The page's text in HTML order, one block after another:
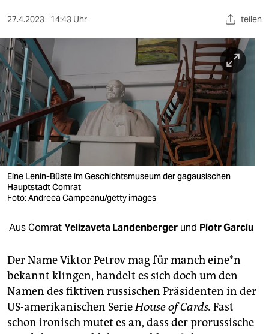
sport
berlin
nord
wahrheit
verlag
verlag
veranstaltungen
unterstützen
abo
genossenschaft
27.4.2023 14:43 Uhr teilen
Eine Lenin-Büste im Geschichtsmuseum der gagausischen
Hauptstadt Comrat
Foto: Andreea Campeanu/getty images
Aus ComratYelizaveta Landenberger und Piotr Garciu
Der Name Viktor Petrov mag für manch ei­ne*n
bekannt klingen, handelt es sich doch um den
Namen des fiktiven russischen Präsidenten in der
US-amerikanischen SerieHouse of Cards. Fast
schon ironisch mutet es an, dass der prorussische